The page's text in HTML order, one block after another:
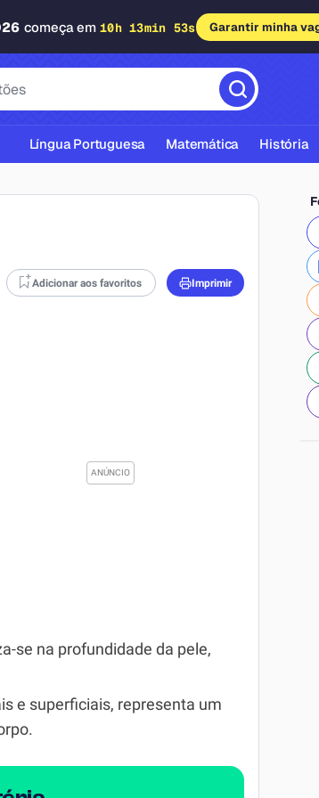
começa em 10h 13min 52s Garantir minha
Língua Portuguesa Matemática História
Adicionar aos favoritos Imprimir
se na profundidade da pele,
e superficiais, representa um